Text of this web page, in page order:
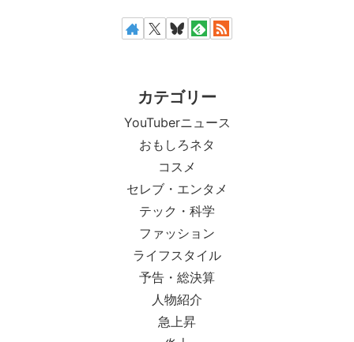
カテゴリー
YouTuberニュース
おもしろネタ
コスメ
セレブ・エンタメ
テック・科学
ファッション
ライフスタイル
予告・総決算
人物紹介
急上昇